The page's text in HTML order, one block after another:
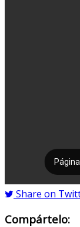
Share on
Compártelo: